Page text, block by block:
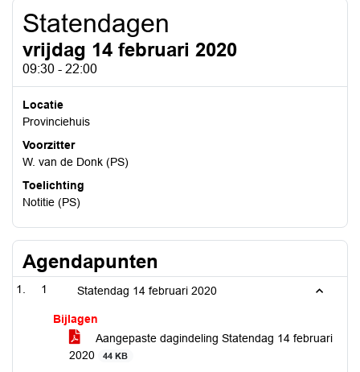
Statendagen
vrijdag 14 februari 2020
09:30 - 22:00
Locatie
Provinciehuis
Voorzitter
W. van de Donk (PS)
Toelichting
Notitie (PS)
Agendapunten
1 Statendag 14 februari 2020
Bijlagen
Aangepaste dagindeling Statendag 14 februari
2020
44 KB